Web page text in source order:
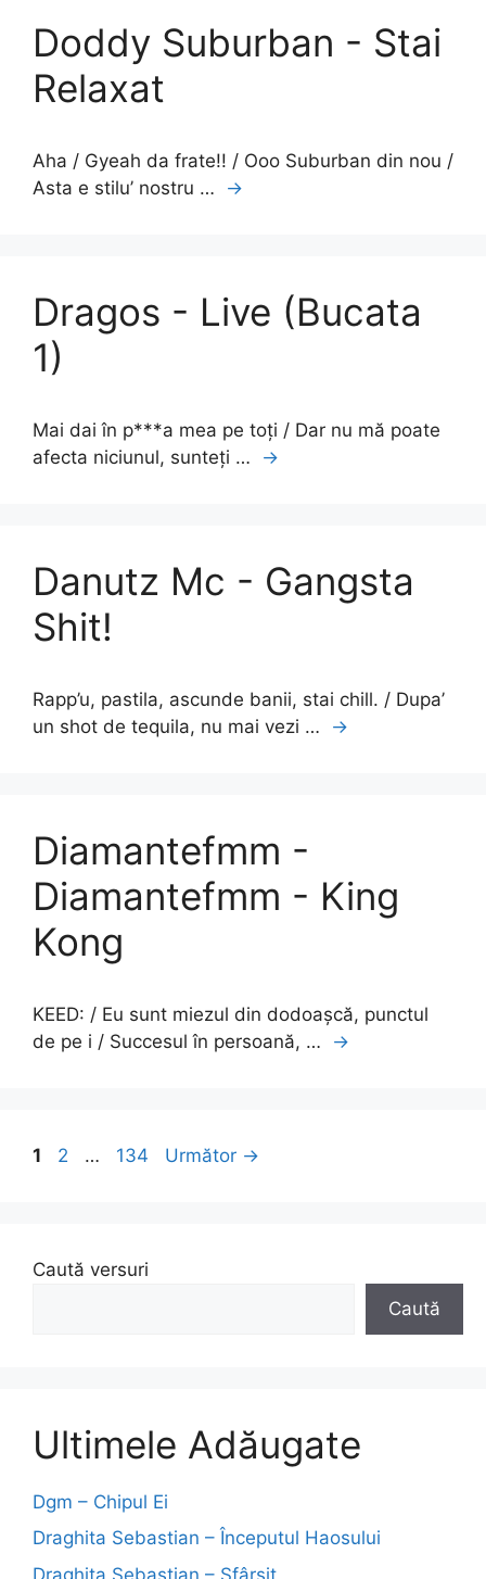
Doddy Suburban - Stai
Relaxat
Aha / Gyeah da frate!! / Ooo Suburban din nou /
Asta e stilu’ nostru …
→
Dragos - Live (Bucata
1)
Mai dai în p***a mea pe toți / Dar nu mă poate
afecta niciunul, sunteți …
→
Danutz Mc - Gangsta
Shit!
Rapp’u, pastila, ascunde banii, stai chill. / Dupa’
un shot de tequila, nu mai vezi …
→
Diamantefmm -
Diamantefmm - King
Kong
KEED: / Eu sunt miezul din dodoașcă, punctul
de pe i / Succesul în persoană, …
→
Pagina
1 Pagina
2 … Pagina
134 Următor →
Caută versuri
Caută
Ultimele Adăugate
Dgm – Chipul Ei
Draghita Sebastian – Începutul Haosului
Draghita Sebastian – Sfârșit